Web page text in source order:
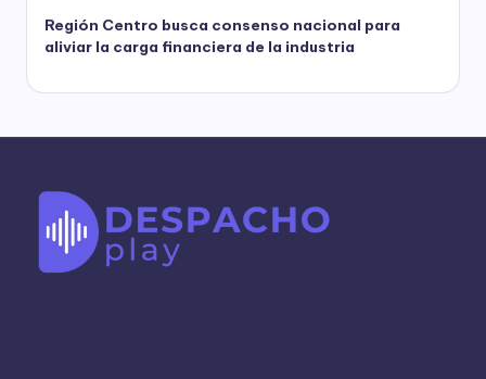
Región Centro busca consenso nacional para
aliviar la carga financiera de la industria